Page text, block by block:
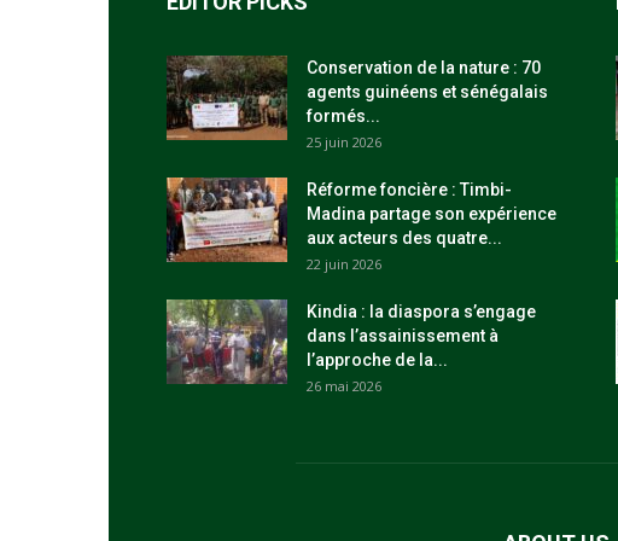
Conservation de la nature : 70
agents guinéens et sénégalais
formés...
25 juin 2026
Réforme foncière : Timbi-
Madina partage son expérience
aux acteurs des quatre...
22 juin 2026
Kindia : la diaspora s’engage
dans l’assainissement à
l’approche de la...
26 mai 2026